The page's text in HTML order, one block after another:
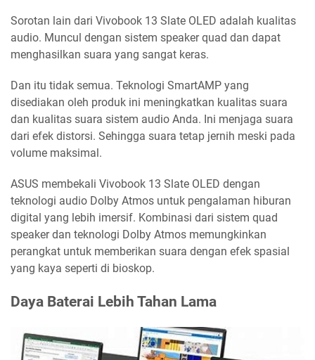
Sorotan lain dari Vivobook 13 Slate OLED adalah kualitas
audio. Muncul dengan sistem speaker quad dan dapat
menghasilkan suara yang sangat keras.
Dan itu tidak semua. Teknologi SmartAMP yang
disediakan oleh produk ini meningkatkan kualitas suara
dan kualitas suara sistem audio Anda. Ini menjaga suara
dari efek distorsi. Sehingga suara tetap jernih meski pada
volume maksimal.
ASUS membekali Vivobook 13 Slate OLED dengan
teknologi audio Dolby Atmos untuk pengalaman hiburan
digital yang lebih imersif. Kombinasi dari sistem quad
speaker dan teknologi Dolby Atmos memungkinkan
perangkat untuk memberikan suara dengan efek spasial
yang kaya seperti di bioskop.
Daya Baterai Lebih Tahan Lama